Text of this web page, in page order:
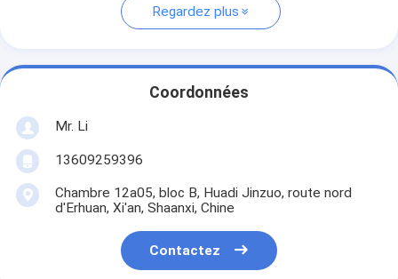
Regardez plus
Coordonnées
Mr. Li
13609259396
Chambre 12a05, bloc B, Huadi Jinzuo, route nord
d'Erhuan, Xi'an, Shaanxi, Chine
Contactez